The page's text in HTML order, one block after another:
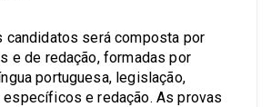
candidatos será composta por
e de redação, formadas por
portuguesa, legislação,
e redação. As provas